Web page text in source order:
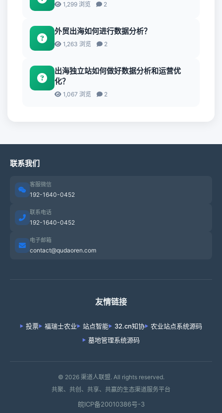
1,299 浏览 2
外贸出海如何进行数据分析？
1,263 浏览 2
出海独立站如何做好数据分析和运营优
化？
1,067 浏览 2
联系我们
客服微信
192-1640-0452
联系电话
192-1640-0452
电子邮箱
contact@qudaoren.com
友情链接
投票 福瑞士农业 站点智能 32.cn知协
农业站点系统源码
墓地管理系统源码
© 2026 渠道人联盟. All rights reserved.
共聚、共创、共享、共赢的生态渠道服务平台
皖ICP备20010386号-3